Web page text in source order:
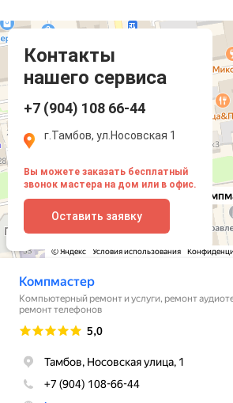
Контакты
нашего сервиса
+7 (904) 108 66-44
г.Тамбов, ул.Носовская 1
Вы можете заказать бесплатный
звонок мастера на дом или в офис.
Оставить заявку
Компмастер
Тамбов
Носовская улица, 1